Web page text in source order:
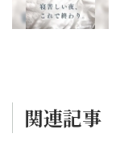
関連記事